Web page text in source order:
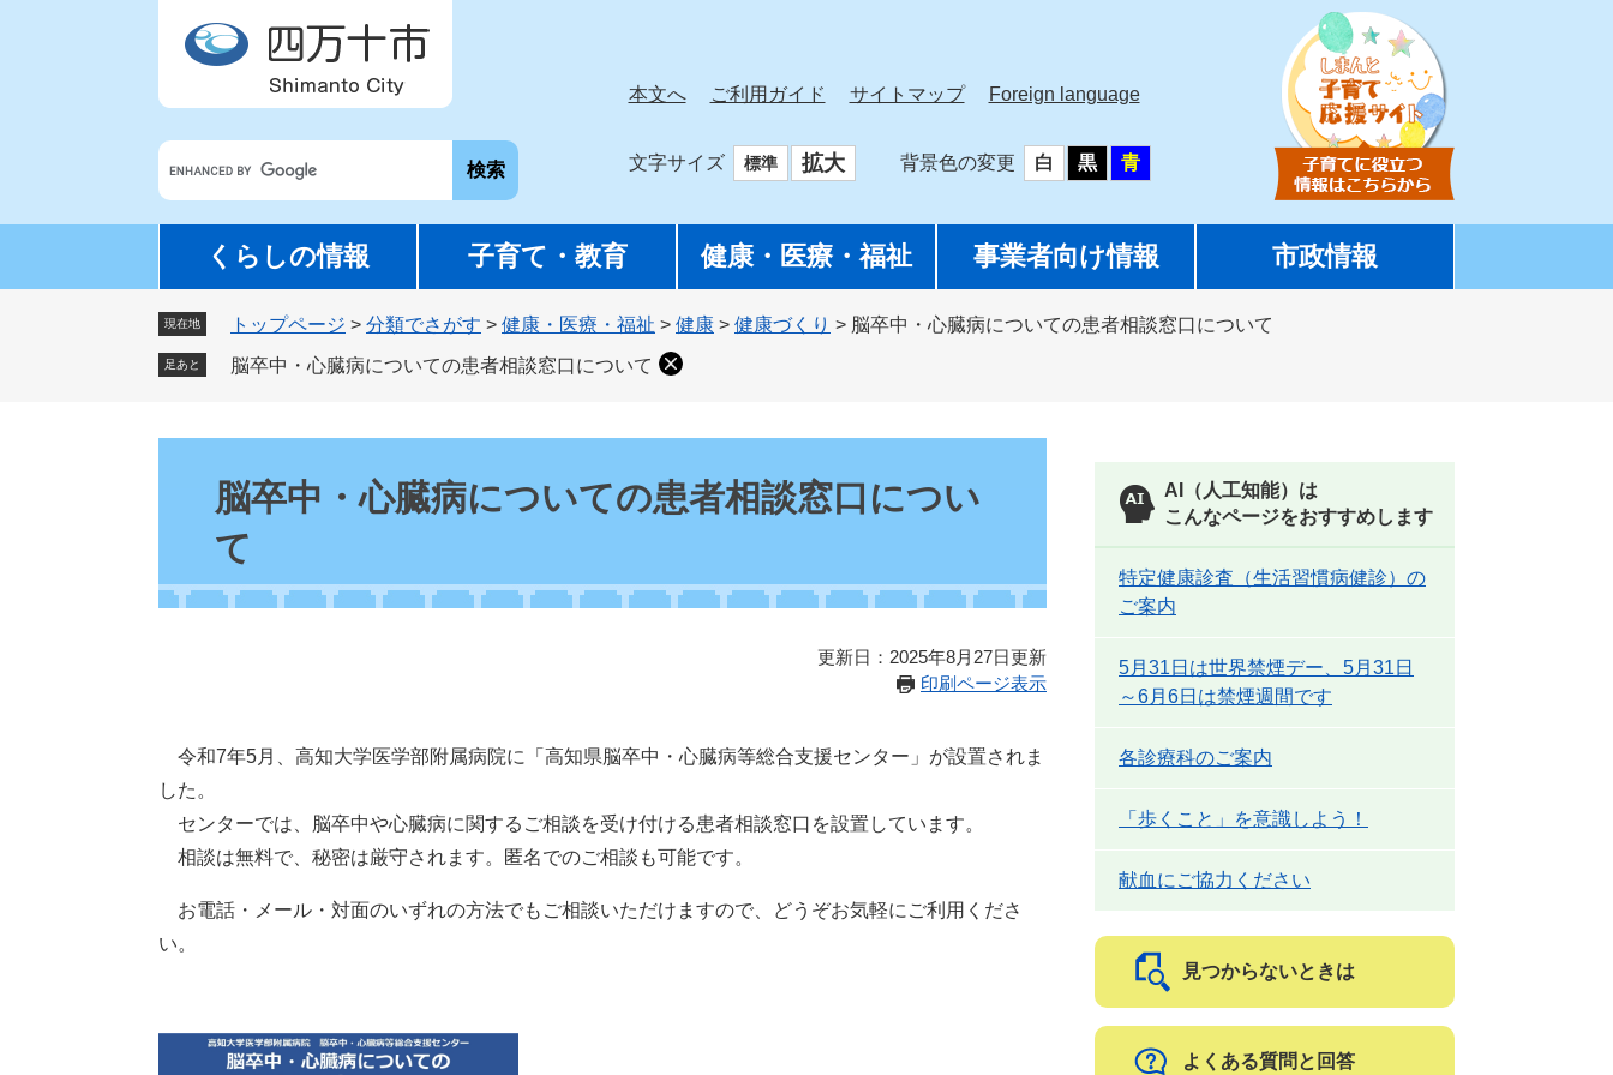
G
カ
ス
検
本文へ ご利用ガイド サイトマップ Foreign language
文字サイズ 標準 拡大 背景色の変更 白 黒 青
くらしの情報 子育て・教育 健康・医療・福祉 事業者向け情報 市政情報
現在地 トップページ > 分類でさがす > 健康・医療・福祉 > 健康 > 健康づくり > 脳卒中・心臓病についての患者相談窓口について
足あと 脳卒中・心臓病についての患者相談窓口について
脳卒中・心臓病についての患者相談窓口につい
て
更新日：2025年8月27日更新
印刷ページ表示
令和7年5月、高知大学医学部附属病院に「高知県脳卒中・心臓病等総合支援センター」が設置されま
した。
センターでは、脳卒中や心臓病に関するご相談を受け付ける患者相談窓口を設置しています。
相談は無料で、秘密は厳守されます。匿名でのご相談も可能です。
お電話・メール・対面のいずれの方法でもご相談いただけますので、どうぞお気軽にご利用くださ
い。
AI（人工知能）は
こんなページをおすすめします
特定健康診査（生活習慣病健診）の
ご案内
5月31日は世界禁煙デー、5月31日
～6月6日は禁煙週間です
各診療科のご案内
「歩くこと」を意識しよう！
献血にご協力ください
見つからないときは
よくある質問と回答